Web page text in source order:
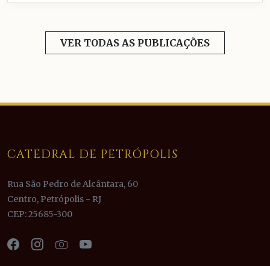
VER TODAS AS PUBLICAÇÕES
CATEDRAL DE PETRÓPOLIS
Rua São Pedro de Alcântara, 60
Centro, Petrópolis - RJ
CEP: 25685-300